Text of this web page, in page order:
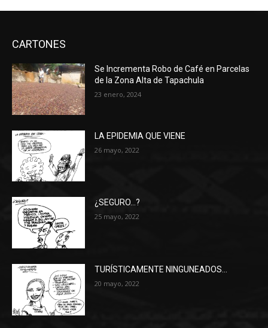
CARTONES
Se Incrementa Robo de Café en Parcelas
de la Zona Alta de Tapachula
23 enero, 2024
LA EPIDEMIA QUE VIENE
26 mayo, 2022
¿SEGURO…?
25 mayo, 2022
TURÍSTICAMENTE NINGUNEADOS…
20 mayo, 2022